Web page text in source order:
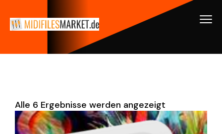
Alle 6 Ergebnisse werden angezeigt